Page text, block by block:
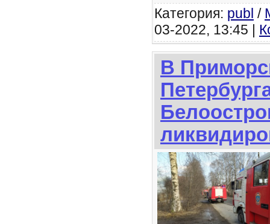
Категория: publ /
03-2022, 13:45 |
В